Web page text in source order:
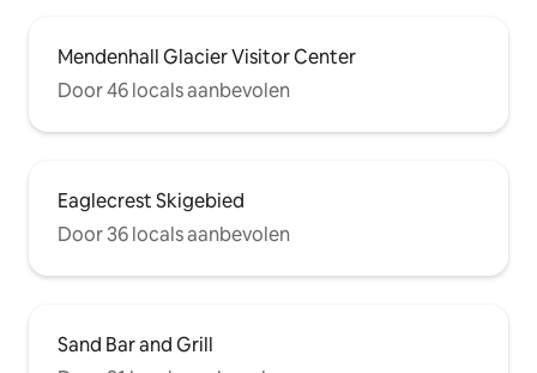
Mendenhall Glacier Visitor Center
Door 46 locals aanbevolen
Eaglecrest Skigebied
Door 36 locals aanbevolen
Sand Bar and Grill